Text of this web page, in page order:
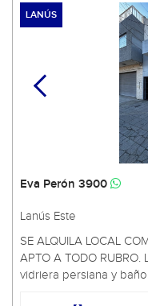
LANÚS
Eva Perón 3900
Lanús Este
SE ALQUILA LOCAL
APTO A TODO
vidriera persiana y